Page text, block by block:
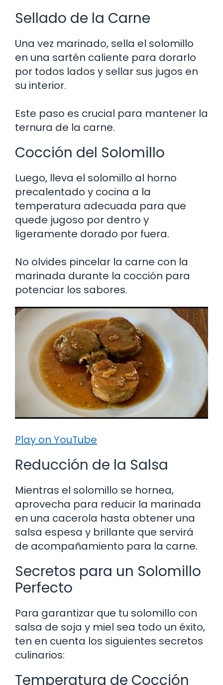
Sellado de la Carne
Una vez marinado, sella el solomillo
en una sartén caliente para dorarlo
por todos lados y sellar sus jugos en
su interior.
Este paso es crucial para mantener la
ternura de la carne.
Cocción del Solomillo
Luego, lleva el solomillo al horno
precalentado y cocina a la
temperatura adecuada para que
quede jugoso por dentro y
ligeramente dorado por fuera.
No olvides pincelar la carne con la
marinada durante la cocción para
potenciar los sabores.
Play on YouTube
Reducción de la Salsa
Mientras el solomillo se hornea,
aprovecha para reducir la marinada
en una cacerola hasta obtener una
salsa espesa y brillante que servirá
de acompañamiento para la carne.
Secretos para un Solomillo
Perfecto
Para garantizar que tu solomillo con
salsa de soja y miel sea todo un éxito,
ten en cuenta los siguientes secretos
culinarios:
Temperatura de Cocción